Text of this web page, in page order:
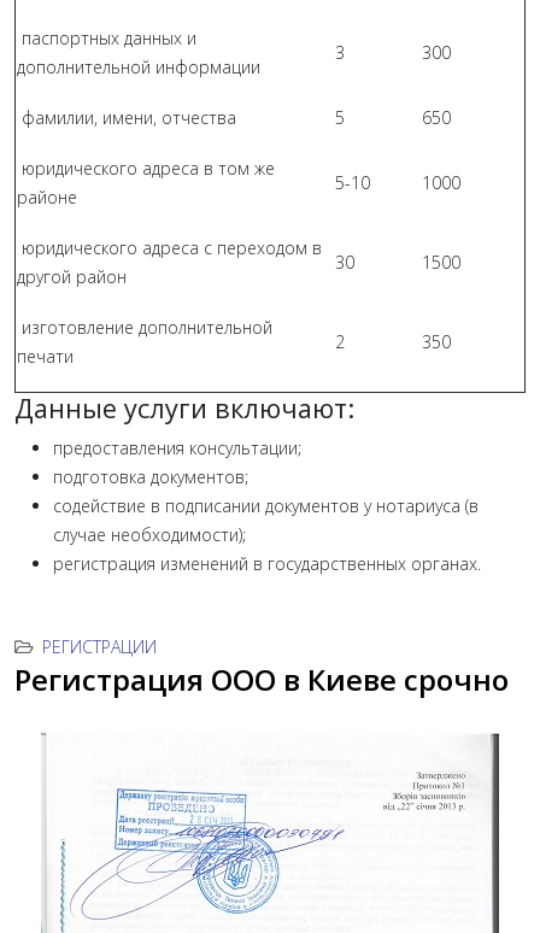
паспортных данных и
дополнительной информации
3 300
фамилии, имени, отчества 5 650
юридического адреса в том же
районе
5-10 1000
юридического адреса с переходом в
другой район
30 1500
изготовление дополнительной
печати
2 350
Данные услуги включают:
предоставления консультации;
подготовка документов;
содействие в подписании документов у нотариуса (в
случае необходимости);
регистрация изменений в государственных органах.
РЕГИСТРАЦИИ
Регистрация ООО в Киеве срочно